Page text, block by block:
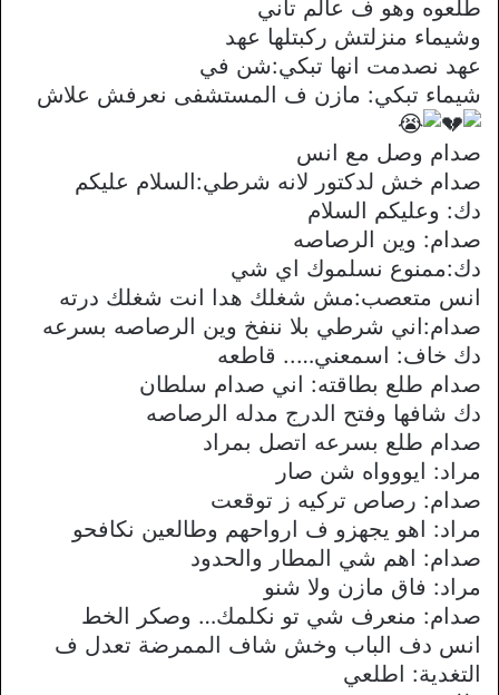
طلعوه وهو ف عالم تاني
وشيماء منزلتش ركبتلها عهد
عهد نصدمت انها تبكي:شن في
شيماء تبكي: مازن ف المستشفى نعرفش علاش
صدام وصل مع انس
صدام خش لدكتور لانه شرطي:السلام عليكم
دك: وعليكم السلام
صدام: وين الرصاصه
دك:ممنوع نسلموك اي شي
انس متعصب:مش شغلك هدا انت شغلك درته
صدام:اني شرطي بلا ننفخ وين الرصاصه بسرعه
دك خاف: اسمعني….. قاطعه
صدام طلع بطاقته: اني صدام سلطان
دك شافها وفتح الدرج مدله الرصاصه
صدام طلع بسرعه اتصل بمراد
مراد: ايووواه شن صار
صدام: رصاص تركيه ز توقعت
مراد: اهو يجهزو ف ارواحهم وطالعين نكافحو
صدام: اهم شي المطار والحدود
مراد: فاق مازن ولا شنو
صدام: منعرف شي تو نكلمك… وصكر الخط
انس دف الباب وخش شاف الممرضة تعدل ف
التغدية: اطلعي